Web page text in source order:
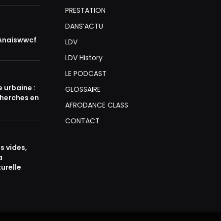
urbaine :
en
vides,
PRESTATION
DANS’ACTU
LDV
LDV History
LE PODCAST
GLOSSAIRE
AFRODANCE CLASS
CONTACT